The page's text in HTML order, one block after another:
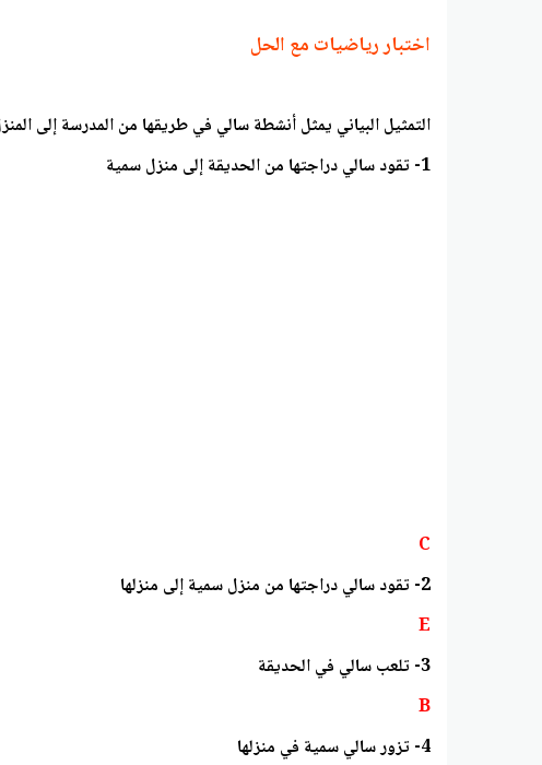
اختبار رياضيات مع الحل
التمثيل البياني يمثل أنشطة سالي في طريقها من المدرسة
1- تقود سالي دراجتها من الحديقة إلى منزل سمية
C
2- تقود سالي دراجتها من منزل سمية إلى منزلها
E
3- تلعب سالي في الحديقة
B
4- تزور سالي سمية في منزلها